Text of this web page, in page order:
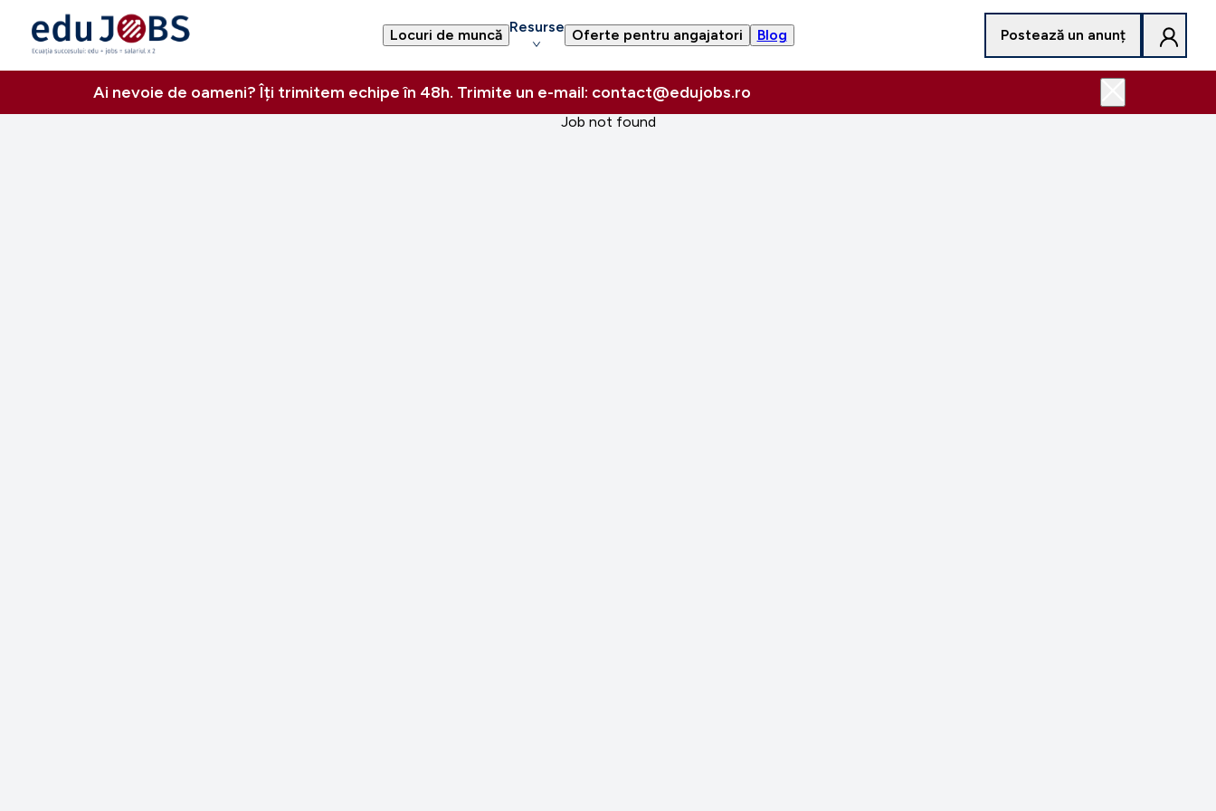
Locuri de muncă Resurse Oferte pentru angajatori Blog Postează un anunț
Ai nevoie de oameni? Îți trimitem echipe în 48h. Trimite un e-mail: contact@edujobs.ro
Job not found